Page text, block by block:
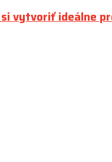
vytvoriť ideálne